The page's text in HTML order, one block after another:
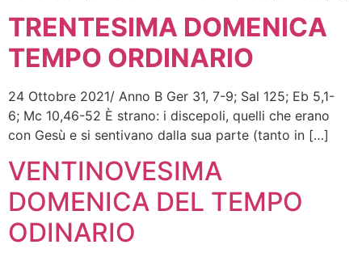
TRENTESIMA DOMENICA
TEMPO ORDINARIO
24 Ottobre 2021/ Anno B Ger 31, 7-9; Sal 125; Eb 5,1-
6; Mc 10,46-52 È strano: i discepoli, quelli che erano
con Gesù e si sentivano dalla sua parte (tanto in […]
VENTINOVESIMA
DOMENICA DEL TEMPO
ODINARIO